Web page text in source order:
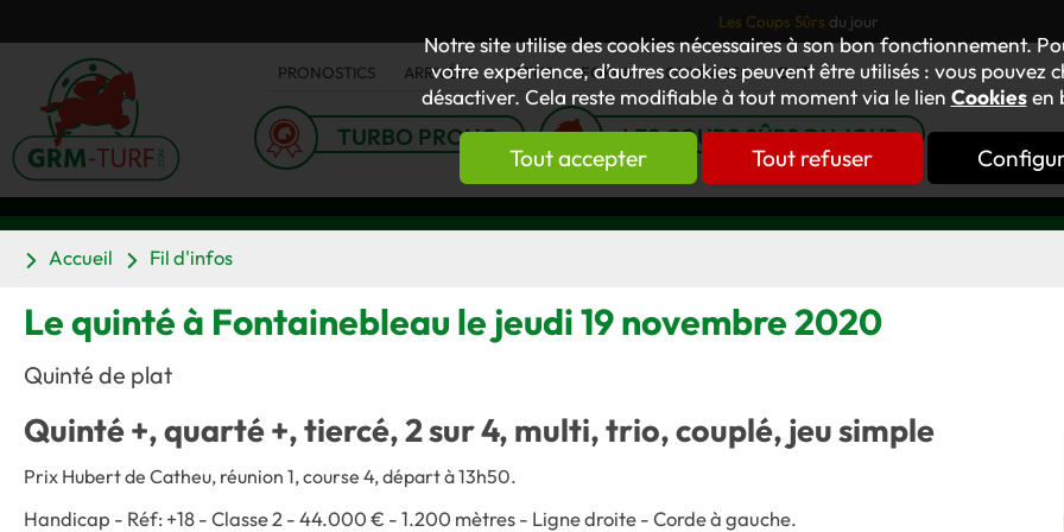
Notre site utilise des cookies nécessaires à son bon fonctionnement.
votre expérience, d’autres cookies peuvent être utilisés : vous pouvez
désactiver. Cela reste modifiable à tout moment via le lien Cookiesen
Tout accepter Tout refuser
Les Coups Sûrs du jour
PRONOSTICS ARRIVÉES ACTUS FORUM OUVRAGES GNT
TURBO PRONO LES COUPS SÛRS DU JOUR
Accueil Fil d'infos
Le quinté à Fontainebleau le jeudi 19 novembre 2020
Quinté de plat
Quinté +, quarté +, tiercé, 2 sur 4, multi, trio, couplé, jeu simple
Prix Hubert de Catheu, réunion 1, course 4, départ à 13h50.
Handicap - Réf: +18 - Classe 2 - 44.000 € - 1.200 mètres - Ligne droite - Corde à gauche.